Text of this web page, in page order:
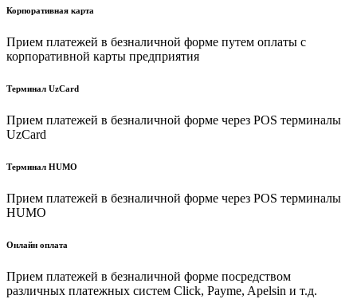
Корпоративная карта
Прием платежей в безналичной форме путем оплаты с
корпоративной карты предприятия
Терминал UzCard
Прием платежей в безналичной форме через POS терминалы
UzCard
Терминал HUMO
Прием платежей в безналичной форме через POS терминалы
HUMO
Онлайн оплата
Прием платежей в безналичной форме посредством
различных платежных систем Click, Payme, Apelsin и т.д.